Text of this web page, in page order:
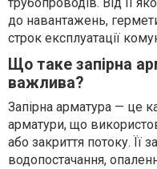
до навантажень,
строк експлуатації
Що таке запірна
важлива?
Запірна арматура — це
арматури, що
або закриття потоку. Її
водопостачання,